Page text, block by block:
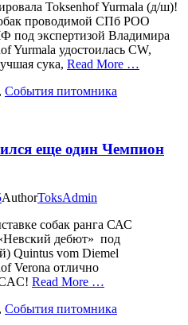
Toksenhof Yurmala (д/ш)!
проводимой СПб РОО
под экспертизой Владимира
Yurmala удостоилась CW,
сука, Read More …
, События питомника
еще один Чемпион
AuthorToksAdmin
собак ранга САС
дебют» под
Quintus vom Diemel
Verona отлично
Read More …
, События питомника